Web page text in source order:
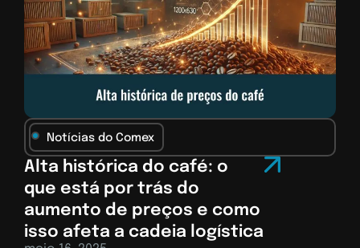
Notícias do Comex
Alta histórica do café: o
que está por trás do
aumento de preços e como
isso afeta a cadeia logística